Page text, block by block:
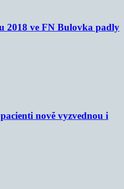
2018 ve FN Bulovka padly
nově vyzvednou i